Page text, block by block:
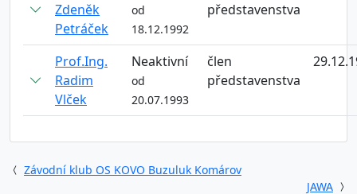
Zdeněk
Petráček
od
18.12.1992
představenstva
Prof.Ing.
Radim
Vlček
Neaktivní
od
20.07.1993
člen
představenstva
Závodní klub OS KOVO Buzuluk Komárov
JAWA